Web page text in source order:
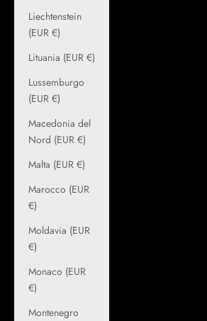
Liechtenstein
(EUR €)
Lituania (EUR €)
Lussemburgo
(EUR €)
Macedonia del
Nord (EUR €)
Malta (EUR €)
Marocco (EUR
€)
Moldavia (EUR
€)
Monaco (EUR
€)
Montenegro